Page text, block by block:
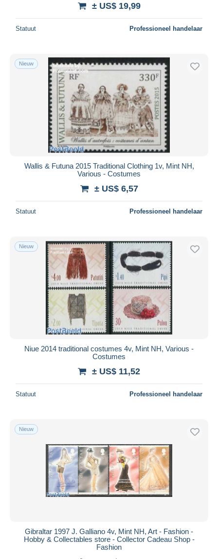
± US$ 19,99
Statuut Professioneel handelaar
Nieuw
Wallis & Futuna 2015 Traditional Clothing 1v, Mint NH,
Various - Costumes
± US$ 6,57
Statuut Professioneel handelaar
Nieuw
Niue 2014 traditional costumes 4v, Mint NH, Various -
Costumes
± US$ 11,52
Statuut Professioneel handelaar
Nieuw
Gibraltar 1997 J. Galliano 4v, Mint NH, Art - Fashion -
Hobby & Collectables store - Collector Cadeau Shop -
Fashion